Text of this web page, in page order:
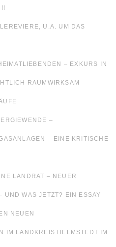
U.A. UM DAS
– EXKURS IN
RAUMWIRKSAM
–
– EINE KRITISCHE
LANDRAT – NEUER
UND WAS JETZT? EIN ESSAY
NEUEN
IM LANDKREIS HELMSTEDT IM